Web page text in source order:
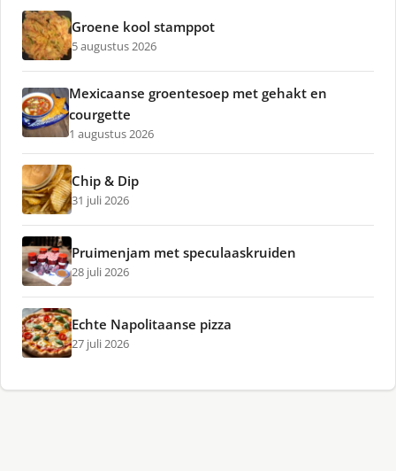
Groene kool stamppot
5 augustus 2026
Mexicaanse groentesoep met gehakt en
courgette
1 augustus 2026
Chip & Dip
31 juli 2026
Pruimenjam met speculaaskruiden
28 juli 2026
Echte Napolitaanse pizza
27 juli 2026